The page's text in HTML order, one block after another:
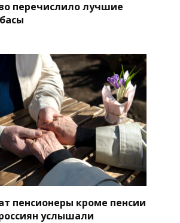
перечислило лучшие
пенсионеры кроме пенсии
услышали